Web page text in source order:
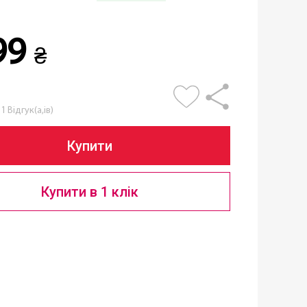
₴
1 Відгук(а,ів)
Купити
Купити в 1 клік